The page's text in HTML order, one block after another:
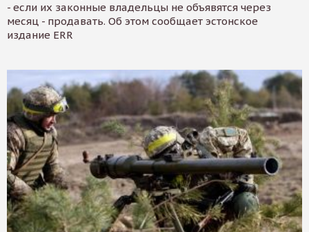
- если их законные владельцы не объявятся через
месяц - продавать. Об этом сообщает эстонское
издание ERR